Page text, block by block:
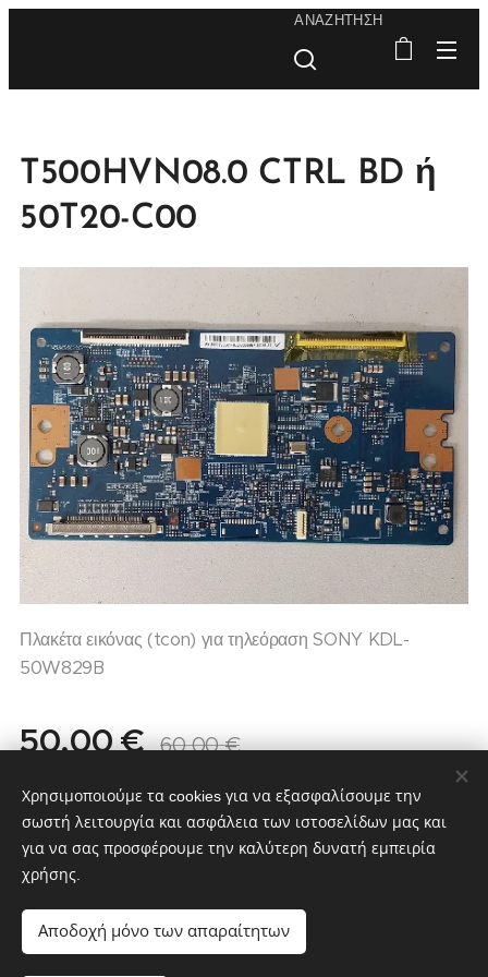
ΑΝΑΖΉΤΗΣΗ
T500HVN08.0 CTRL BD ή
50T20-C00
Πλακέτα εικόνας (tcon) για τηλεόραση SONY KDL-
50W829B
50,00€ 60,00€
Υλοποιήθηκε από:partstv.gr
Χρησιμοποιούμε τα cookies για να εξασφαλίσουμε την
σωστή λειτουργία και ασφάλεια των ιστοσελίδων μας και
για να σας προσφέρουμε την καλύτερη δυνατή εμπειρία
χρήσης.
Αποδοχή μόνο των απαραίτητων